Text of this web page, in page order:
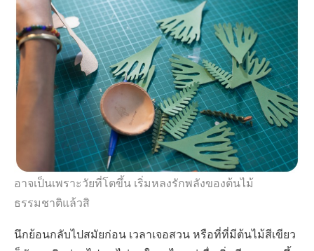
อาจเป็นเพราะวัยที่โตขึ้น เริ่มหลงรักพลังของต้นไม้
ธรรมชาติแล้วสิ
นึกย้อนกลับไปสมัยก่อน เวลาเจอสวน หรือที่ที่มีต้นไม้สีเขียว